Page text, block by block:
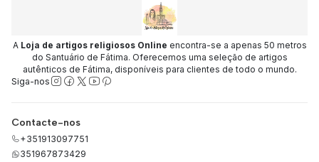
A Loja de artigos religiosos Online encontra-se a apenas 50 metros
do Santuário de Fátima. Oferecemos uma seleção de artigos
autênticos de Fátima, disponíveis para clientes de todo o mundo.
Siga-nos
Contacte-nos
+351913097751
351967873429